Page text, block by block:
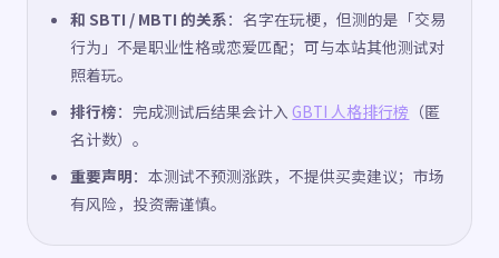
和 SBTI / MBTI 的关系：名字在玩梗，但测的是「交易
行为」不是职业性格或恋爱匹配；可与本站其他测试对
照着玩。
排行榜：完成测试后结果会计入 GBTI 人格排行榜 （匿
名计数）。
重要声明：本测试不预测涨跌，不提供买卖建议；市场
有风险，投资需谨慎。